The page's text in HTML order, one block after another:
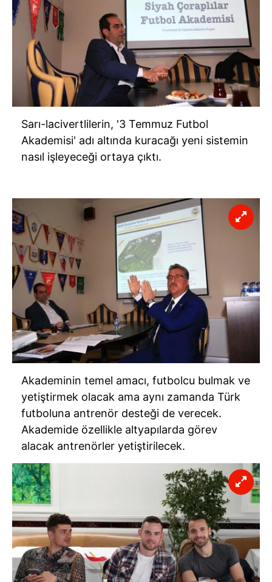
Sarı-lacivertlilerin, '3 Temmuz Futbol
Akademisi' adı altında kuracağı yeni sistemin
nasıl işleyeceği ortaya çıktı.
Akademinin temel amacı, futbolcu bulmak ve
yetiştirmek olacak ama aynı zamanda Türk
futboluna antrenör desteği de verecek.
Akademide özellikle altyapılarda görev
alacak antrenörler yetiştirilecek.